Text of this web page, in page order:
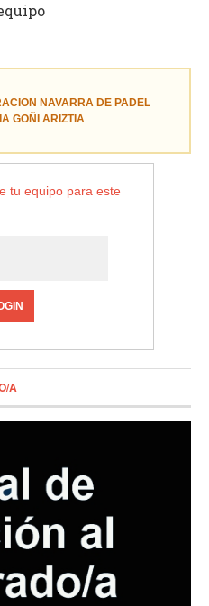
NAVARRA DE PADEL
GOÑI ARIZTIA
tu equipo para este
A